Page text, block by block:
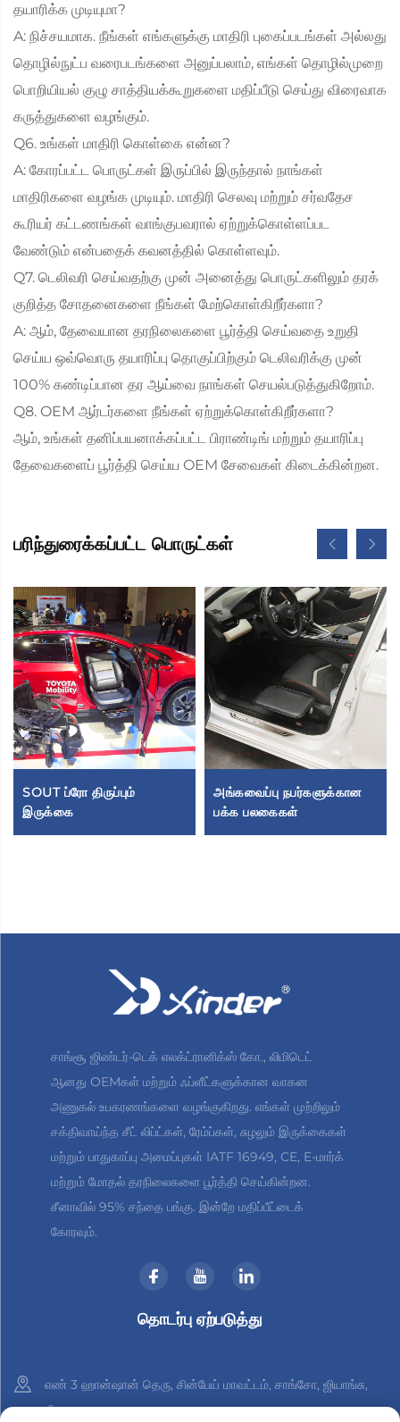
தயாரிக்க முடியுமா?
A: நிச்சயமாக. நீங்கள் எங்களுக்கு மாதிரி புகைப்படங்கள் அல்லது
தொழில்நுட்ப வரைபடங்களை அனுப்பலாம், எங்கள் தொழில்முறை
பொறியியல் குழு சாத்தியக்கூறுகளை மதிப்பீடு செய்து விரைவாக
கருத்துகளை வழங்கும்.
Q6. உங்கள் மாதிரி கொள்கை என்ன?
A: கோரப்பட்ட பொருட்கள் இருப்பில் இருந்தால் நாங்கள்
மாதிரிகளை வழங்க முடியும். மாதிரி செலவு மற்றும் சர்வதேச
கூரியர் கட்டணங்கள் வாங்குபவரால் ஏற்றுக்கொள்ளப்பட
வேண்டும் என்பதைக் கவனத்தில் கொள்ளவும்.
Q7. டெலிவரி செய்வதற்கு முன் அனைத்து பொருட்களிலும் தரக்
குறித்த சோதனைகளை நீங்கள் மேற்கொள்கிறீர்களா?
A: ஆம், தேவையான தரநிலைகளை பூர்த்தி செய்வதை உறுதி
செய்ய ஒவ்வொரு தயாரிப்பு தொகுப்பிற்கும் டெலிவரிக்கு முன்
100% கண்டிப்பான தர ஆய்வை நாங்கள் செயல்படுத்துகிறோம்.
Q8. OEM ஆர்டர்களை நீங்கள் ஏற்றுக்கொள்கிறீர்களா?
ஆம், உங்கள் தனிப்பயனாக்கப்பட்ட பிராண்டிங் மற்றும் தயாரிப்பு
தேவைகளைப் பூர்த்தி செய்ய OEM சேவைகள் கிடைக்கின்றன.
பரிந்துரைக்கப்பட்ட பொருட்கள்
SOUT ப்ரோ திருப்பும்
இருக்கை
அங்கவைப்பு நபர்களுக்கான
பக்க பலகைகள்
சாங்சூ ஜிண்டர்-டெக் எலக்ட்ரானிக்ஸ் கோ., லிமிடெட்
ஆனது OEMகள் மற்றும் ஃப்ளீட்களுக்கான வாகன
அணுகல் உபகரணங்களை வழங்குகிறது. எங்கள் முற்றிலும்
சக்திவாய்ந்த சீட் லிப்ட்கள், ரேம்ப்கள், சுழலும் இருக்கைகள்
மற்றும் பாதுகாப்பு அமைப்புகள் IATF 16949, CE, E-மார்க்
மற்றும் மோதல் தரநிலைகளை பூர்த்தி செய்கின்றன.
சீனாவில் 95% சந்தை பங்கு. இன்றே மதிப்பீட்டைக்
கோரவும்.
தொடர்பு ஏற்படுத்து
எண் 3 ஹான்ஷான் தெரு, சின்பேய் மாவட்டம், சாங்சோ, ஜியாங்சு,
சீனா